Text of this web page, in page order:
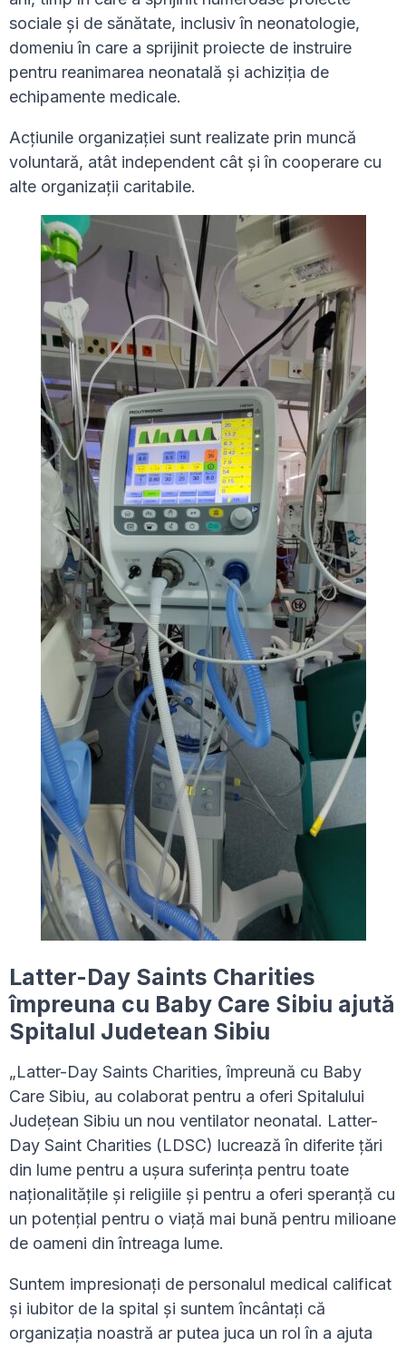
sociale și de sănătate, inclusiv în neonatologie,
domeniu în care a sprijinit proiecte de instruire
pentru reanimarea neonatală și achiziția de
echipamente medicale.
Acțiunile organizației sunt realizate prin muncă
voluntară, atât independent cât și în cooperare cu
alte organizații caritabile.
Latter-Day Saints Charities
împreuna cu Baby Care Sibiu ajută
Spitalul Judetean Sibiu
„Latter-Day Saints Charities, împreună cu Baby
Care Sibiu, au colaborat pentru a oferi Spitalului
Județean Sibiu un nou ventilator neonatal. Latter-
Day Saint Charities (LDSC) lucrează în diferite țări
din lume pentru a ușura suferința pentru toate
naționalitățile și religiile și pentru a oferi speranță cu
un potențial pentru o viață mai bună pentru milioane
de oameni din întreaga lume.
Suntem impresionați de personalul medical calificat
și iubitor de la spital și suntem încântați că
organizația noastră ar putea juca un rol în a ajuta